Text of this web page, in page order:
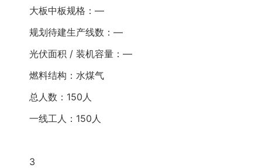
大板中板规格：—
规划待建生产线数：—
光伏面积 / 装机容量：—
燃料结构：水煤气
总人数：150人
一线工人：150人
3